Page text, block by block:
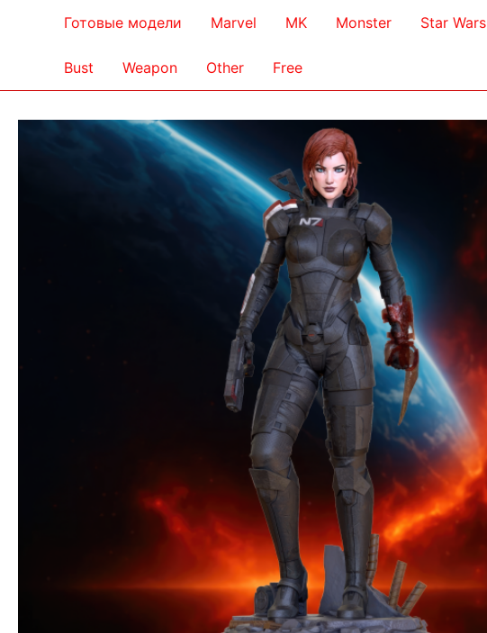
Готовые модели Marvel MK Monster Star Wars
Bust Weapon Other Free